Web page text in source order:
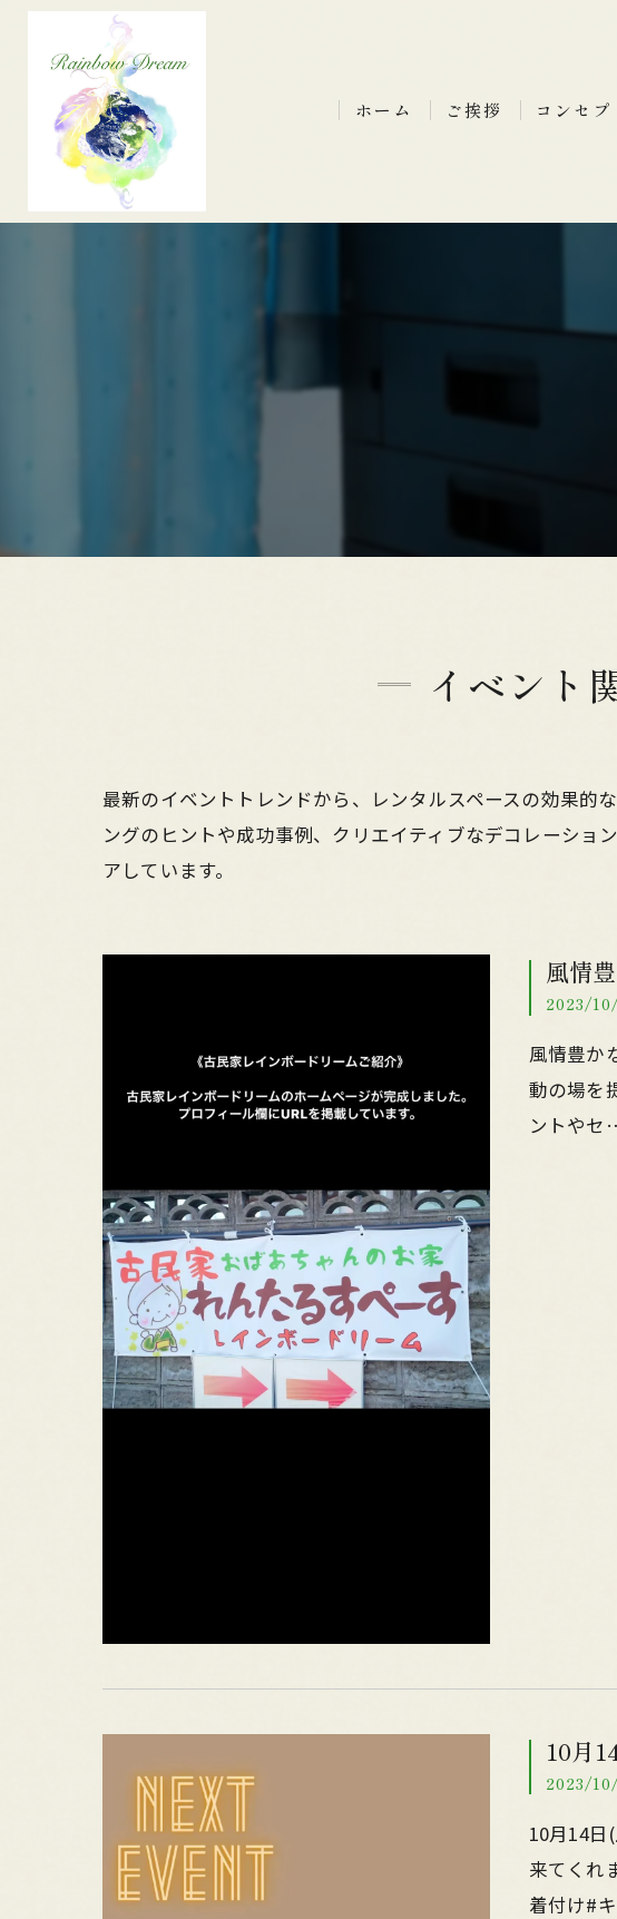
ホーム ご挨拶 コンセプ
イベント
最新のイベントトレンドから、レンタルスペースの効果的
ングのヒントや成功事例、クリエイティブなデコレーショ
アしています。
風情
2023/
風情豊か
動の場を
ントやセ
10月
2023/
10月14日
来てくれ
着付け#